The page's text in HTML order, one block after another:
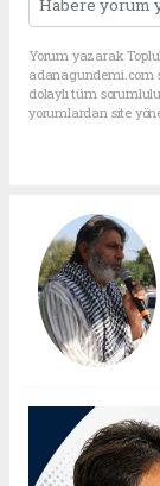
Yorum yazarak
adanagundemi.com
dolaylı tüm
yorumlardan site